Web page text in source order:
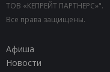
ТОВ «КЕПРЕЙТ ПАРТНЕРС»".
Все права защищены.
Афиша
Новости